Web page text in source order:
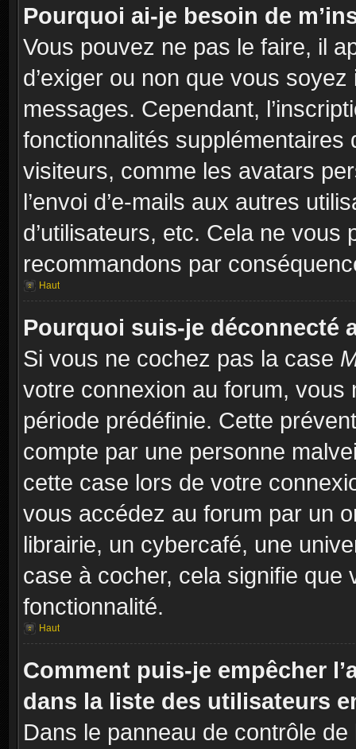
Pourquoi ai-je besoin de
Vous pouvez ne pas le faire, il
d’exiger ou non que vous
messages. Cependant,
fonctionnalités
visiteurs, comme les avatars
l’envoi d’e-mails aux autres
d’utilisateurs, etc. Cela ne vous
recommandons par
Haut
Pourquoi suis-je déconnecté
Si vous ne cochez pas la case
votre connexion au forum,
période prédéfinie. Cette
compte par une personne
cette case lors de votre
vous accédez au forum par un
librairie, un cybercafé, une
case à cocher, cela signifie
fonctionnalité.
Haut
Comment puis-je empêcher
dans la liste des utilisateurs
Dans le panneau de contrôle de